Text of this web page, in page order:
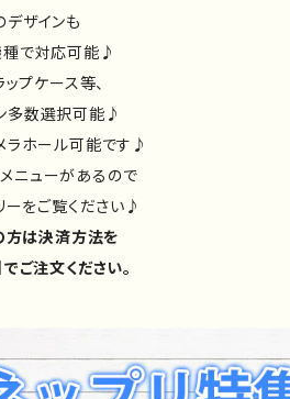
デザインも
で対応可能♪
プケース等、
多数選択可能♪
ホール可能です♪
ニューがあるので
ーをご覧ください♪
方は決済方法を
ご注文ください。